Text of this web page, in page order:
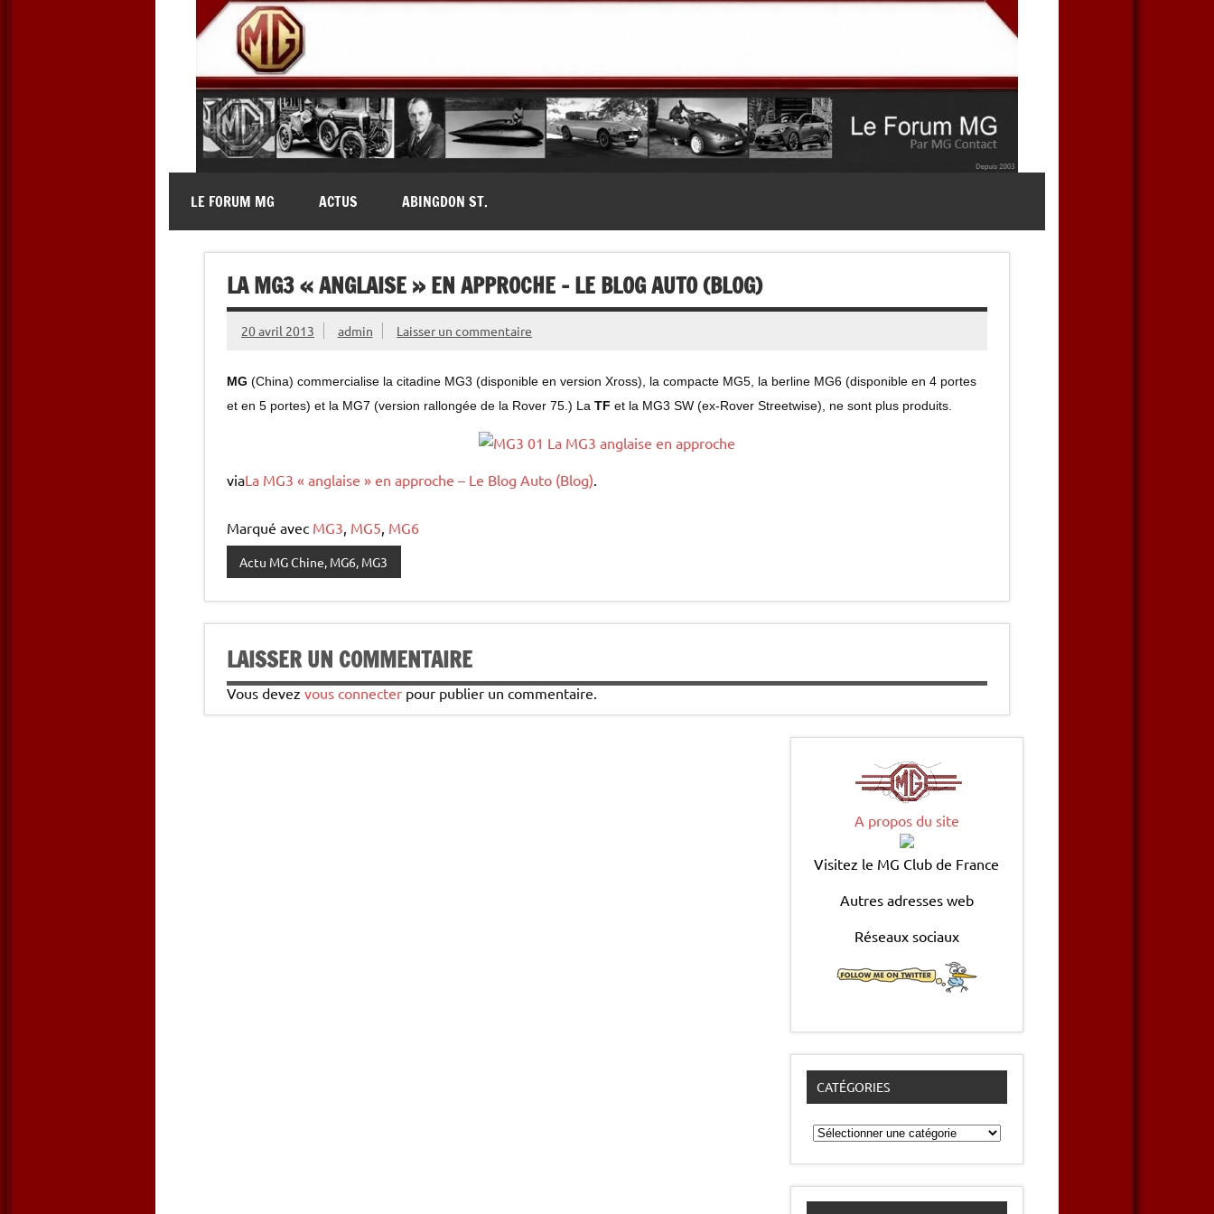
MG Contact
LE FORUM MG ACTUS ABINGDON ST.
LA MG3 « ANGLAISE » EN APPROCHE – LE BLOG AUTO (BLOG)
20 avril 2013 admin Laisser un commentaire
MG (China) commercialise la citadine MG3 (disponible en version Xross), la compacte MG5, la berline MG6 (disponible en 4 portes
et en 5 portes) et la MG7 (version rallongée de la Rover 75.) La TF et la MG3 SW (ex-Rover Streetwise), ne sont plus produits.
viaLa MG3 « anglaise » en approche – Le Blog Auto (Blog).
Marqué avec MG3, MG5, MG6
Actu MG Chine, MG6, MG3
LAISSER UN COMMENTAIRE
Vous devez vous connecter pour publier un commentaire.
A propos du site
Visitez le MG Club de France
Autres adresses web
Réseaux sociaux
CATÉGORIES
Catégories